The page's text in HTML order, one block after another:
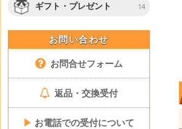
ギフト・プレゼント 14
お問い合わせ
お問合せフォーム
返品・交換受付
▶ お電話での受付について